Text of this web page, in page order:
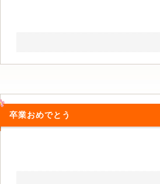
卒業おめでとう